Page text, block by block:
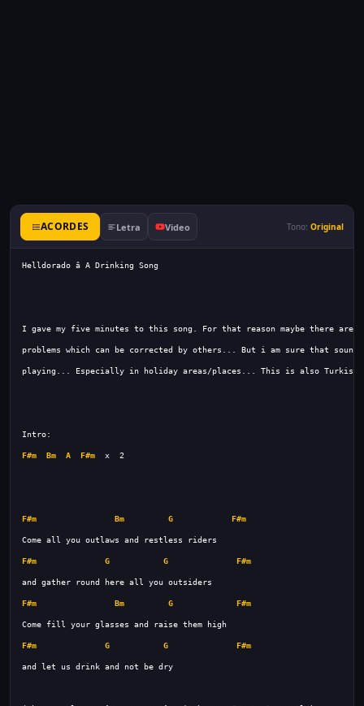
ACORDES Letra Video Tono: Original
F#m Bm A F#m
F#m Bm G F#m
F#m G G F#m
F#m Bm G F#m
F#m G G F#m